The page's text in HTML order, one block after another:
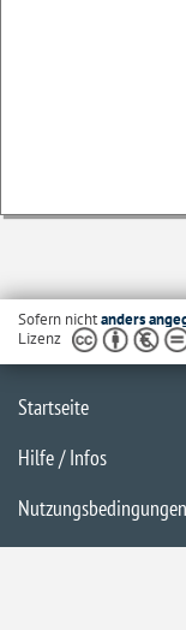
Sofern nichtanders
Lizenz
Startseite
Hilfe / Infos
Nutzungsbedingungen